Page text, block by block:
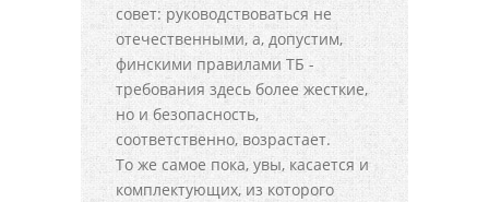
совет: руководствоваться не
отечественными, а, допустим,
финскими правилами ТБ -
требования здесь более жесткие,
но и безопасность,
соответственно, возрастает.
То же самое пока, увы, касается и
комплектующих, из которого